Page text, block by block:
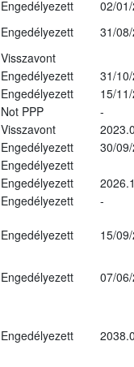
Engedélyezett
02/
Engedélyezett
31/
Visszavont
Engedélyezett
31/
Engedélyezett
15/
Not PPP
-
Visszavont
Engedélyezett
30/
Engedélyezett
Engedélyezett
Engedélyezett
-
Engedélyezett 15/
Engedélyezett
07/
Engedélyezett